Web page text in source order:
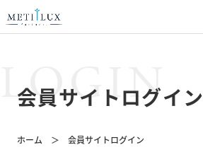
LOGIN
会員サイトログイン
ホーム 会員サイトログイン